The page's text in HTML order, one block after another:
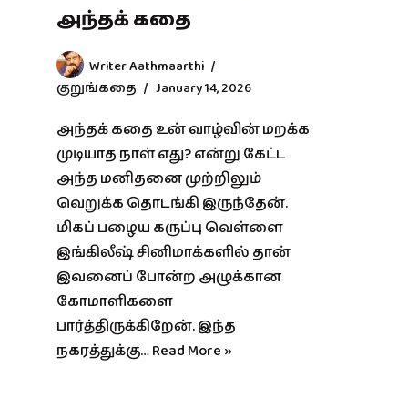
அந்தக் கதை
Writer Aathmaarthi
குறுங்கதை
January 14, 2026
அந்தக் கதை உன் வாழ்வின் மறக்க
முடியாத நாள் எது? என்று கேட்ட
அந்த மனிதனை முற்றிலும்
வெறுக்க தொடங்கி இருந்தேன்.
மிகப் பழைய கருப்பு வெள்ளை
இங்கிலீஷ் சினிமாக்களில் தான்
இவனைப் போன்ற அழுக்கான
கோமாளிகளை
பார்த்திருக்கிறேன். இந்த
நகரத்துக்கு…Read More »